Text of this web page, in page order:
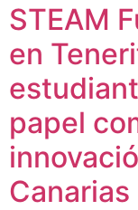
STEAM
en
papel
Canarias